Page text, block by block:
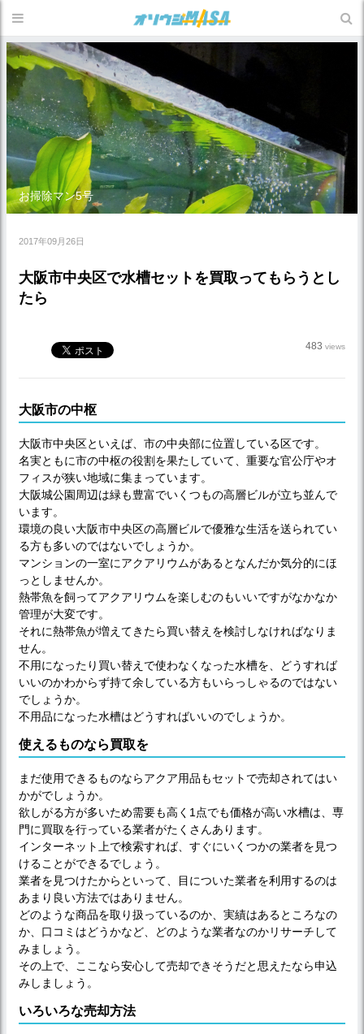
お掃除マン5号
2017年09月26日
大阪市中央区で水槽セットを買取ってもらうとし
たら
483 views
大阪市の中枢
大阪市中央区といえば、市の中央部に位置している区です。
名実ともに市の中枢の役割を果たしていて、重要な官公庁やオ
フィスが狭い地域に集まっています。
大阪城公園周辺は緑も豊富でいくつもの高層ビルが立ち並んで
います。
環境の良い大阪市中央区の高層ビルで優雅な生活を送られてい
る方も多いのではないでしょうか。
マンションの一室にアクアリウムがあるとなんだか気分的にほ
っとしませんか。
熱帯魚を飼ってアクアリウムを楽しむのもいいですがなかなか
管理が大変です。
それに熱帯魚が増えてきたら買い替えを検討しなければなりま
せん。
不用になったり買い替えで使わなくなった水槽を、どうすれば
いいのかわからず持て余している方もいらっしゃるのではない
でしょうか。
不用品になった水槽はどうすればいいのでしょうか。
使えるものなら買取を
まだ使用できるものならアクア用品もセットで売却されてはい
かがでしょうか。
欲しがる方が多いため需要も高く1点でも価格が高い水槽は、専
門に買取を行っている業者がたくさんあります。
インターネット上で検索すれば、すぐにいくつかの業者を見つ
けることができるでしょう。
業者を見つけたからといって、目についた業者を利用するのは
あまり良い方法ではありません。
どのような商品を取り扱っているのか、実績はあるところなの
か、口コミはどうかなど、どのような業者なのかリサーチして
みましょう。
その上で、ここなら安心して売却できそうだと思えたなら申込
みしましょう。
いろいろな売却方法